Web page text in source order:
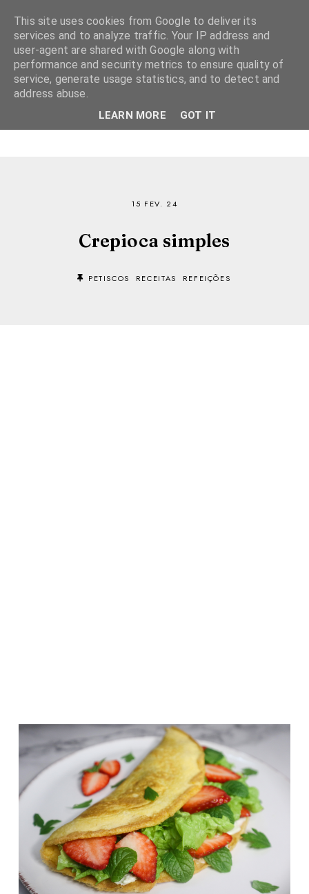
15 FEV. 24
Crepioca simples
PETISCOS RECEITAS REFEIÇÕES
This site uses cookies from Google to deliver its
services and to analyze traffic. Your IP address and
user-agent are shared with Google along with
performance and security metrics to ensure quality of
service, generate usage statistics, and to detect and
address abuse.
LEARN MORE GOT IT